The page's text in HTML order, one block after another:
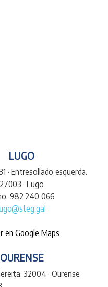
LUGO
· Entresollado esquerda.
27003 · Lugo
982 240 066
en Google Maps
OURENSE
32004 · Ourense